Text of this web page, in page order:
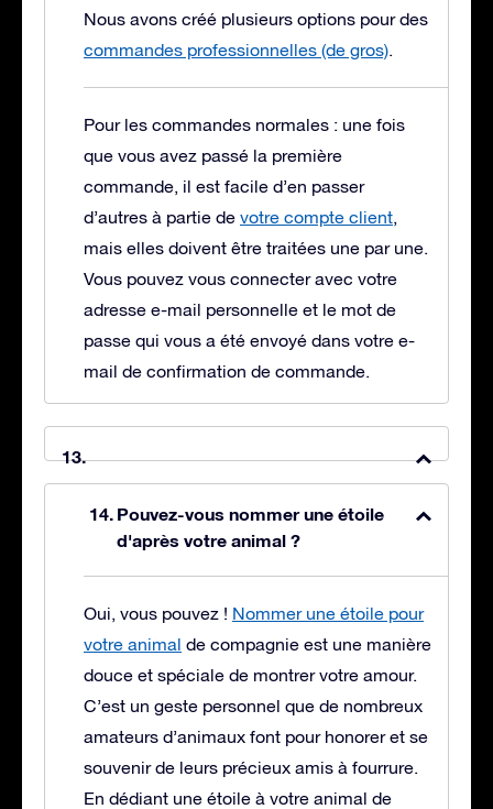
Nous avons créé plusieurs options pour des
commandes professionnelles (de gros).
Pour les commandes normales : une fois
que vous avez passé la première
commande, il est facile d’en passer
d’autres à partie de votre compte client,
mais elles doivent être traitées une par une.
Vous pouvez vous connecter avec votre
adresse e-mail personnelle et le mot de
passe qui vous a été envoyé dans votre e-
mail de confirmation de commande.
Pouvez-vous nommer une étoile
d'après votre animal ?
Oui, vous pouvez ! Nommer une étoile pour
votre animal de compagnie est une manière
douce et spéciale de montrer votre amour.
C’est un geste personnel que de nombreux
amateurs d’animaux font pour honorer et se
souvenir de leurs précieux amis à fourrure.
En dédiant une étoile à votre animal de